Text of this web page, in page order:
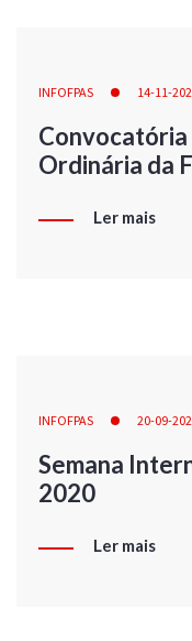
INFOFPAS 14-11-
Convocatória
Ordinária da
Ler mais
INFOFPAS 20-09-
Semana
2020
Ler mais